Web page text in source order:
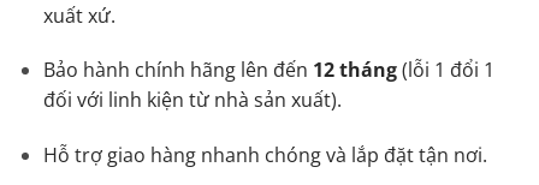
xuất xứ.
Bảo hành chính hãng lên đến 12 tháng(lỗi 1 đổi 1
đối với linh kiện từ nhà sản xuất).
Hỗ trợ giao hàng nhanh chóng và lắp đặt tận nơi.